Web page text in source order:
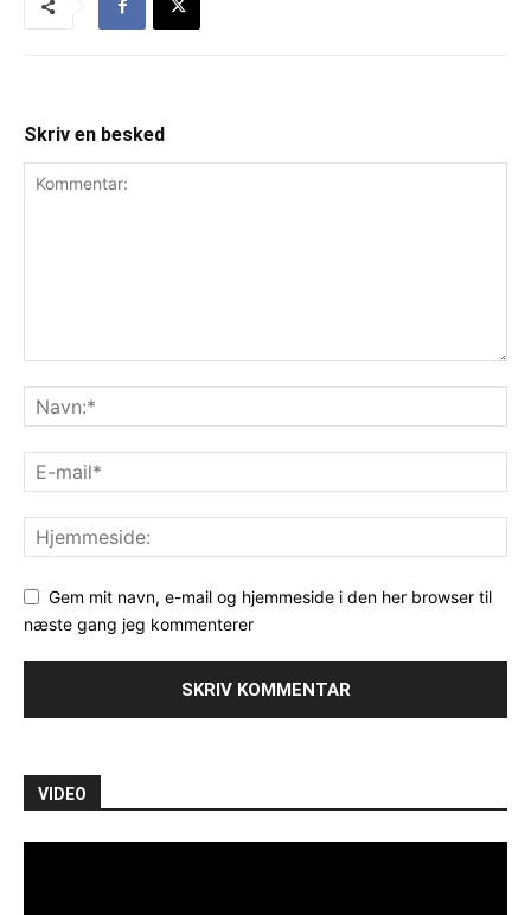
Skriv en besked
Gem mit navn, e-mail og hjemmeside i den her browser til
næste gang jeg kommenterer
VIDEO